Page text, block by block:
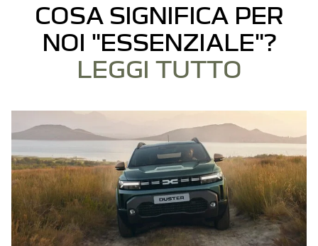
COSA SIGNIFICA PER
NOI "ESSENZIALE"?
LEGGI TUTTO